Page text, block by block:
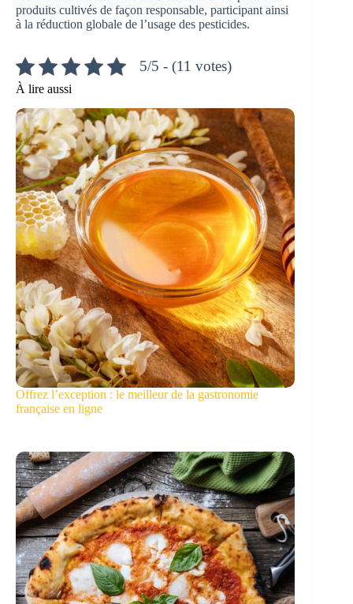
produits cultivés de façon responsable, participant ainsi
à la réduction globale de l’usage des pesticides.
5/5 - (11 votes)
À lire aussi
Offrez l’exception : le meilleur de la gastronomie
française en ligne